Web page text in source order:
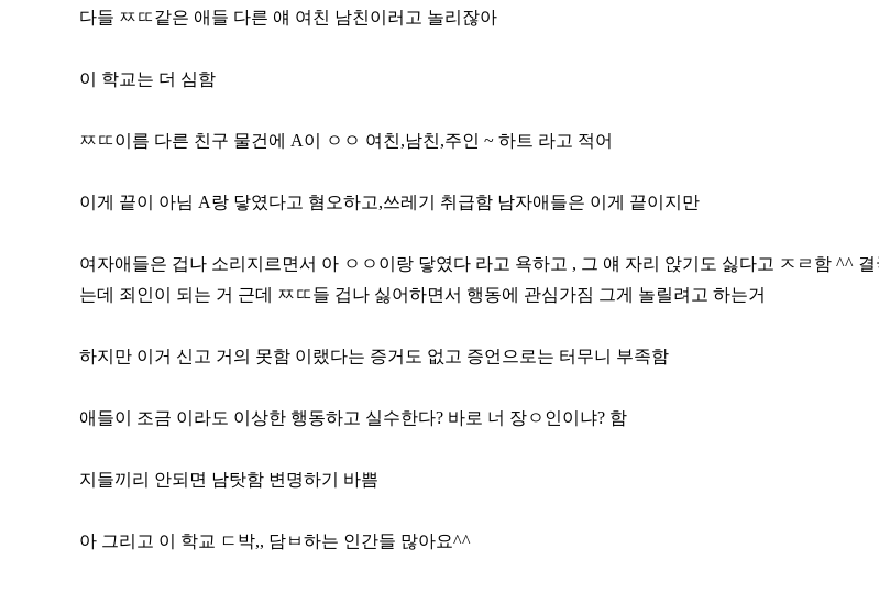
다들 ㅉㄸ같은 애들 다른 얘 여친 남친이러고 놀리잖아
이 학교는 더 심함
ㅉㄸ이름 다른 친구 물건에 A이 ㅇㅇ 여친,남친,주인 ~ 하트 라고 적어
이게 끝이 아님 A랑 닿였다고 혐오하고,쓰레기 취급함 남자애들은 이게 끝이지만
여자애들은 겁나 소리지르면서 아 ㅇㅇ이랑 닿였다 라고 욕하고 , 그 얘 자리 앉기도 싫다고 ㅈㄹ함 ^^
는데 죄인이 되는 거 근데 ㅉㄸ들 겁나 싫어하면서 행동에 관심가짐 그게 놀릴려고 하는거
하지만 이거 신고 거의 못함 이랬다는 증거도 없고 증언으로는 터무니 부족함
애들이 조금 이라도 이상한 행동하고 실수한다? 바로 너 장ㅇ인이냐? 함
지들끼리 안되면 남탓함 변명하기 바쁨
아 그리고 이 학교 ㄷ박,, 담ㅂ하는 인간들 많아요^^